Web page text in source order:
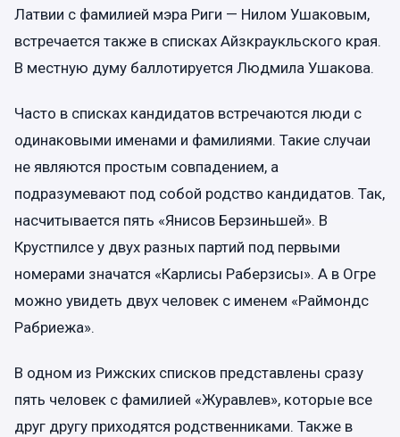
Латвии с фамилией мэра Риги — Нилом Ушаковым,
встречается также в списках Айзкраукльского края.
В местную думу баллотируется Людмила Ушакова.
Часто в списках кандидатов встречаются люди с
одинаковыми именами и фамилиями. Такие случаи
не являются простым совпадением, а
подразумевают под собой родство кандидатов. Так,
насчитывается пять «Янисов Берзиньшей». В
Крустпилсе у двух разных партий под первыми
номерами значатся «Карлисы Раберзисы». А в Огре
можно увидеть двух человек с именем «Раймондс
Рабриежа».
В одном из Рижских списков представлены сразу
пять человек с фамилией «Журавлев», которые все
друг другу приходятся родственниками. Также в